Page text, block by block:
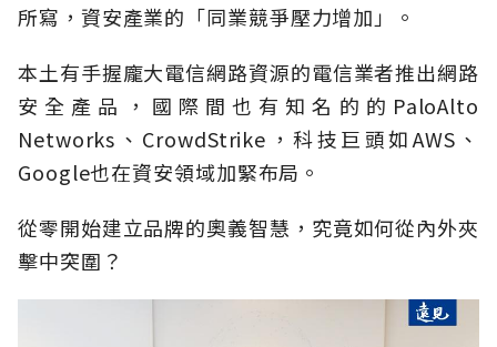
所寫，資安產業的「同業競爭壓力增加」。
本土有手握龐大電信網路資源的電信業者推出網路
安全產品，國際間也有知名的的PaloAlto
Networks、CrowdStrike，科技巨頭如AWS、
Google也在資安領域加緊布局。
從零開始建立品牌的奧義智慧，究竟如何從內外夾
擊中突圍？